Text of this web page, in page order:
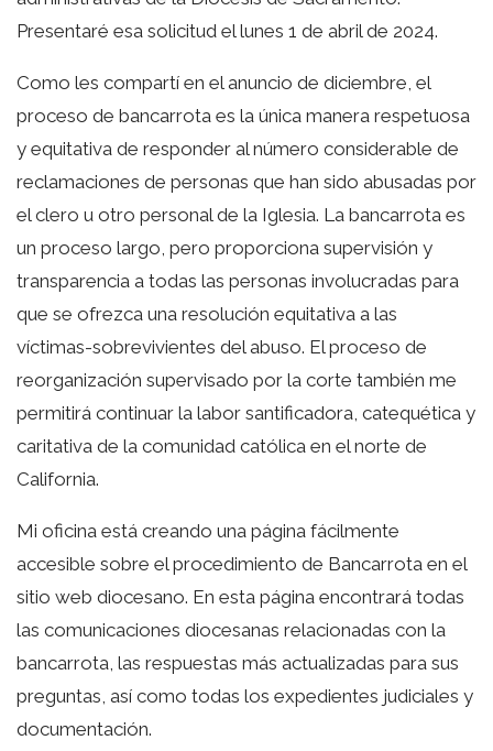
Presentaré esa solicitud el lunes 1 de abril de 2024.
Como les compartí en el anuncio de diciembre, el
proceso de bancarrota es la única manera respetuosa
y equitativa de responder al número considerable de
reclamaciones de personas que han sido abusadas por
el clero u otro personal de la Iglesia. La bancarrota es
un proceso largo, pero proporciona supervisión y
transparencia a todas las personas involucradas para
que se ofrezca una resolución equitativa a las
víctimas-sobrevivientes del abuso. El proceso de
reorganización supervisado por la corte también me
permitirá continuar la labor santificadora, catequética y
caritativa de la comunidad católica en el norte de
California.
Mi oficina está creando una página fácilmente
accesible sobre el procedimiento de Bancarrota en el
sitio web diocesano. En esta página encontrará todas
las comunicaciones diocesanas relacionadas con la
bancarrota, las respuestas más actualizadas para sus
preguntas, así como todas los expedientes judiciales y
documentación.